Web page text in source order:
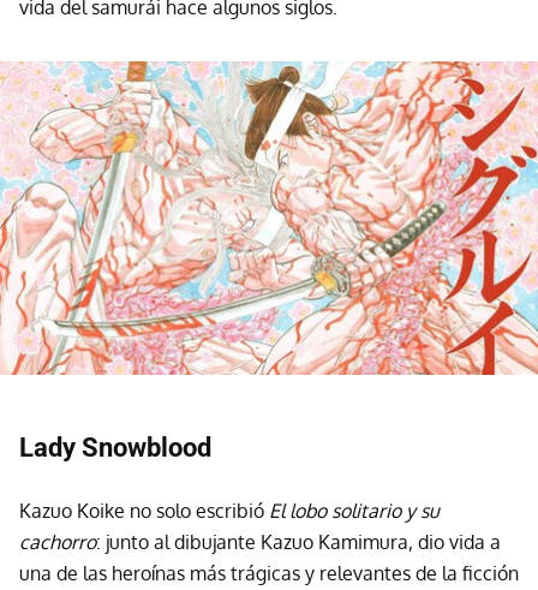
vida del samurái hace algunos siglos.
Lady Snowblood
Kazuo Koike no solo escribió El lobo solitario y su
cachorro: junto al dibujante Kazuo Kamimura, dio vida a
una de las heroínas más trágicas y relevantes de la ficción